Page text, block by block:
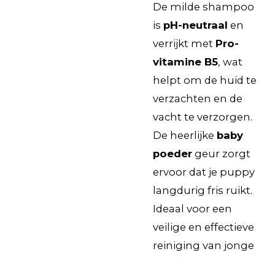
De milde shampoo
is pH-neutraal en
verrijkt met Pro-
vitamine B5, wat
helpt om de huid te
verzachten en de
vacht te verzorgen.
De heerlijke baby
poeder geur zorgt
ervoor dat je puppy
langdurig fris ruikt.
Ideaal voor een
veilige en effectieve
reiniging van jonge